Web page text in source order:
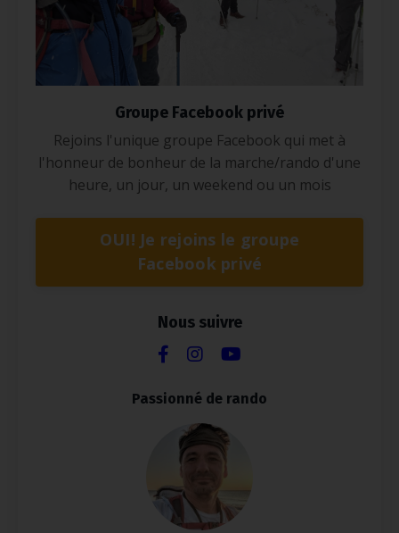
Groupe Facebook privé
Rejoins l'unique groupe Facebook qui met à
l'honneur de bonheur de la marche/rando d'une
heure, un jour, un weekend ou un mois
OUI! Je rejoins le groupe
Facebook privé
Nous suivre
Passionné de rando